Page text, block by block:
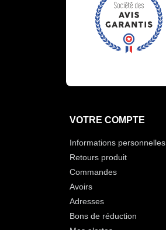
VOTRE COMPTE
Informations personnelles
Retours produit
Commandes
Avoirs
Adresses
Bons de réduction